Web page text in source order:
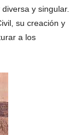
y singular.
su creación y
a los